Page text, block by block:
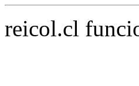
reicol.cl